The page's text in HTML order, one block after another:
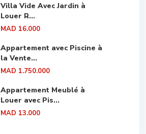
Villa Vide Avec Jardin à
Louer R...
MAD 16.000
Appartement avec Piscine à
la Vente...
MAD 1.750.000
Appartement Meublé à
Louer avec Pis...
MAD 13.000